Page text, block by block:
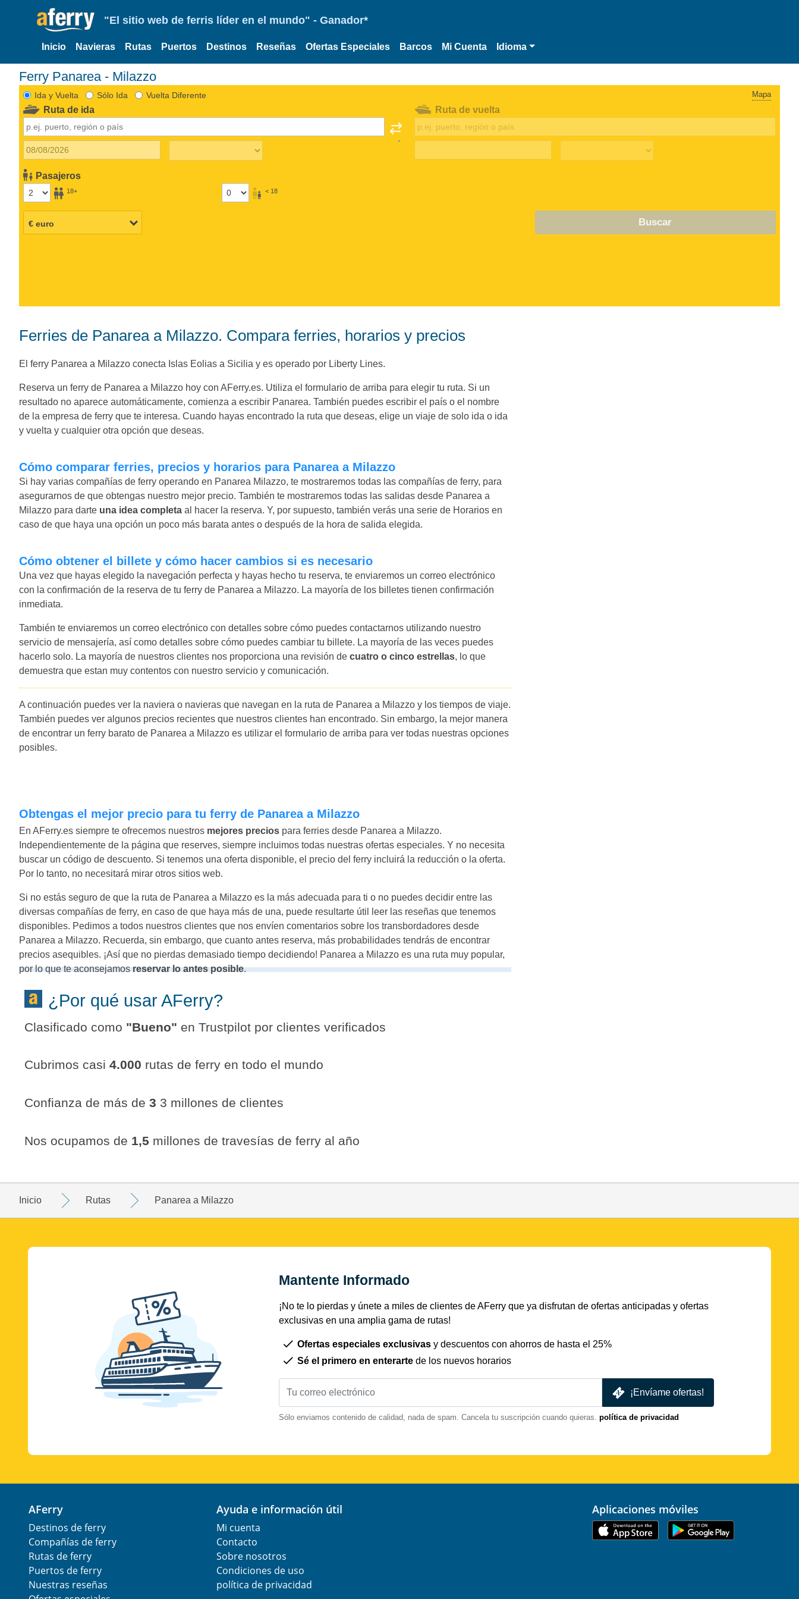
"El sitio web de ferris líder en el mundo" - Ganador*
Inicio Navieras Rutas Puertos Destinos Reseñas Ofertas Especiales Barcos Mi Cuenta Idioma
Ferry Panarea - Milazzo
Ida y Vuelta Sólo Ida Vuelta Diferente Mapa
Ruta de ida
Pasajeros
18+ < 18
Ruta de vuelta
Buscar
Ferries de Panarea a Milazzo. Compara ferries, horarios y precios
El ferry Panarea a Milazzo conecta Islas Eolias a Sicilia y es operado por Liberty Lines.
Reserva un ferry de Panarea a Milazzo hoy con AFerry.es. Utiliza el formulario de arriba para elegir tu ruta. Si un
resultado no aparece automáticamente, comienza a escribir Panarea. También puedes escribir el país o el nombre
de la empresa de ferry que te interesa. Cuando hayas encontrado la ruta que deseas, elige un viaje de solo ida o ida
y vuelta y cualquier otra opción que deseas.
Cómo comparar ferries, precios y horarios para Panarea a Milazzo
Si hay varias compañías de ferry operando en Panarea Milazzo, te mostraremos todas las compañías de ferry, para
asegurarnos de que obtengas nuestro mejor precio. También te mostraremos todas las salidas desde Panarea a
Milazzo para darte una idea completa al hacer la reserva. Y, por supuesto, también verás una serie de Horarios en
caso de que haya una opción un poco más barata antes o después de la hora de salida elegida.
Cómo obtener el billete y cómo hacer cambios si es necesario
Una vez que hayas elegido la navegación perfecta y hayas hecho tu reserva, te enviaremos un correo electrónico
con la confirmación de la reserva de tu ferry de Panarea a Milazzo. La mayoría de los billetes tienen confirmación
inmediata.
También te enviaremos un correo electrónico con detalles sobre cómo puedes contactarnos utilizando nuestro
servicio de mensajería, así como detalles sobre cómo puedes cambiar tu billete. La mayoría de las veces puedes
hacerlo solo. La mayoría de nuestros clientes nos proporciona una revisión de cuatro o cinco estrellas, lo que
demuestra que estan muy contentos con nuestro servicio y comunicación.
A continuación puedes ver la naviera o navieras que navegan en la ruta de Panarea a Milazzo y los tiempos de viaje.
También puedes ver algunos precios recientes que nuestros clientes han encontrado. Sin embargo, la mejor manera
de encontrar un ferry barato de Panarea a Milazzo es utilizar el formulario de arriba para ver todas nuestras opciones
posibles.
Obtengas el mejor precio para tu ferry de Panarea a Milazzo
En AFerry.es siempre te ofrecemos nuestros mejores precios para ferries desde Panarea a Milazzo.
Independientemente de la página que reserves, siempre incluimos todas nuestras ofertas especiales. Y no necesita
buscar un código de descuento. Si tenemos una oferta disponible, el precio del ferry incluirá la reducción o la oferta.
Por lo tanto, no necesitará mirar otros sitios web.
Si no estás seguro de que la ruta de Panarea a Milazzo es la más adecuada para ti o no puedes decidir entre las
diversas compañías de ferry, en caso de que haya más de una, puede resultarte útil leer las reseñas que tenemos
disponibles. Pedimos a todos nuestros clientes que nos envíen comentarios sobre los transbordadores desde
Panarea a Milazzo. Recuerda, sin embargo, que cuanto antes reserva, más probabilidades tendrás de encontrar
precios asequibles. ¡Así que no pierdas demasiado tiempo decidiendo! Panarea a Milazzo es una ruta muy popular,
por lo que te aconsejamosreservar lo antes posible.
¿Por qué usar AFerry?
Clasificado como "Bueno" en Trustpilot por clientes verificados
Cubrimos casi 4.000 rutas de ferry en todo el mundo
Confianza de más de 3 3 millones de clientes
Nos ocupamos de 1,5 millones de travesías de ferry al año
Inicio Rutas Panarea a Milazzo
Mantente Informado
¡No te lo pierdas y únete a miles de clientes de AFerry que ya disfrutan de ofertas anticipadas y ofertas
exclusivas en una amplia gama de rutas!
Ofertas especiales exclusivas y descuentos con ahorros de hasta el 25%
Sé el primero en enterarte de los nuevos horarios
¡Envíame ofertas!
Sólo enviamos contenido de calidad, nada de spam. Cancela tu suscripción cuando quieras. política de privacidad
AFerry
Destinos de ferry
Compañías de ferry
Rutas de ferry
Puertos de ferry
Nuestras reseñas
Ayuda e información útil
Mi cuenta
Contacto
Sobre nosotros
Condiciones de uso
política de privacidad
Aplicaciones móviles